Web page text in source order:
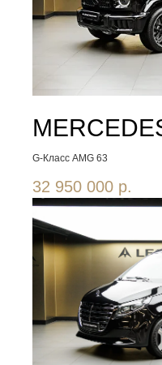
G-Класс AMG 63
32 950 000 р.